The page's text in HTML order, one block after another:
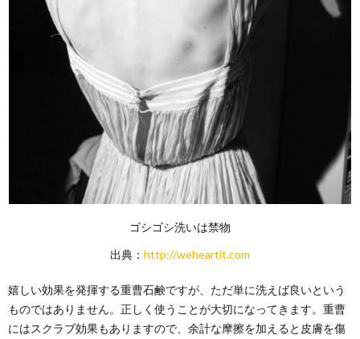
ゴシゴシ洗いは禁物
出典： http://weheartit.com
嬉しい効果を発揮する重曹石鹸ですが、ただ単に洗えば良いという
ものではありません。正しく使うことが大切になってきます。重曹
にはスクラブ効果もありますので、余計な摩擦を加えると皮膚を傷